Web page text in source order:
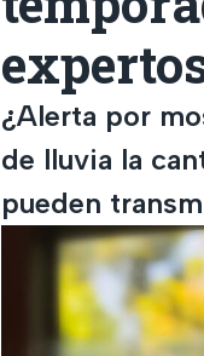
¿Alerta por
de lluvia la
pueden